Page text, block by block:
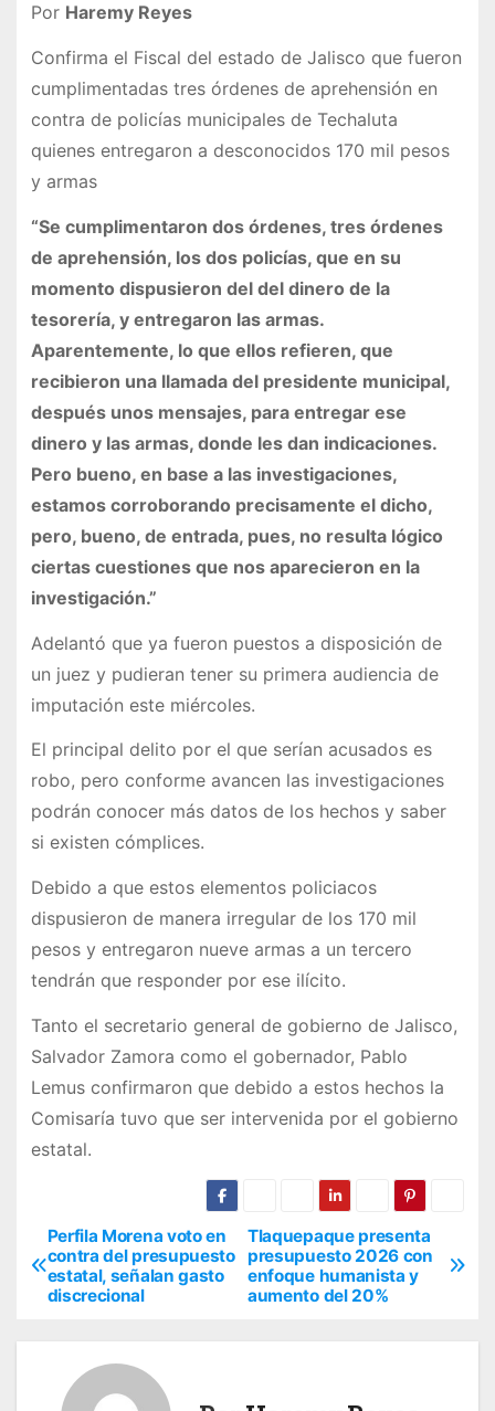
Por Haremy Reyes
Confirma el Fiscal del estado de Jalisco que fueron
cumplimentadas tres órdenes de aprehensión en
contra de policías municipales de Techaluta
quienes entregaron a desconocidos 170 mil pesos
y armas
“Se cumplimentaron dos órdenes, tres órdenes
de aprehensión, los dos policías, que en su
momento dispusieron del del dinero de la
tesorería, y entregaron las armas.
Aparentemente, lo que ellos refieren, que
recibieron una llamada del presidente municipal,
después unos mensajes, para entregar ese
dinero y las armas, donde les dan indicaciones.
Pero bueno, en base a las investigaciones,
estamos corroborando precisamente el dicho,
pero, bueno, de entrada, pues, no resulta lógico
ciertas cuestiones que nos aparecieron en la
investigación.”
Adelantó que ya fueron puestos a disposición de
un juez y pudieran tener su primera audiencia de
imputación este miércoles.
El principal delito por el que serían acusados es
robo, pero conforme avancen las investigaciones
podrán conocer más datos de los hechos y saber
si existen cómplices.
Debido a que estos elementos policiacos
dispusieron de manera irregular de los 170 mil
pesos y entregaron nueve armas a un tercero
tendrán que responder por ese ilícito.
Tanto el secretario general de gobierno de Jalisco,
Salvador Zamora como el gobernador, Pablo
Lemus confirmaron que debido a estos hechos la
Comisaría tuvo que ser intervenida por el gobierno
estatal.
N
a
Tlaquepaque presenta
presupuesto 2026 con
enfoque humanista y
aumento del 20%
Perfila Morena voto en
contra del presupuesto
estatal, señalan gasto
discrecional